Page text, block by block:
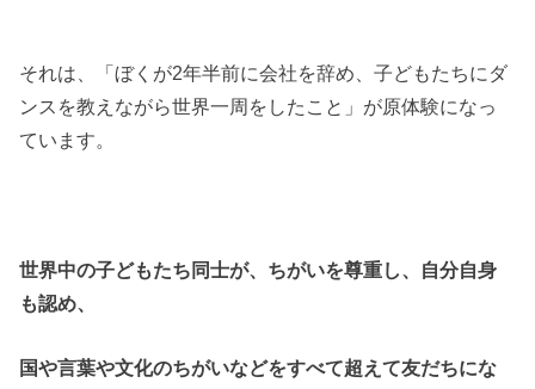
それは、「ぼくが2年半前に会社を辞め、子どもたちにダ
ンスを教えながら世界一周をしたこと」が原体験になっ
ています。
世界中の子どもたち同士が、ちがいを尊重し、自分自身
も認め、
国や言葉や文化のちがいなどをすべて超えて友だちにな